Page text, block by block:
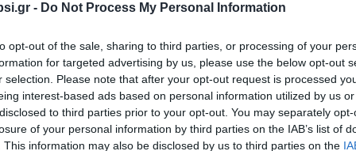
- Do Not Process My Personal Information
opt-out of the sale, sharing to third parties, or processing of your
for targeted advertising by us, please use the below opt-out
selection. Please note that after your opt-out request is processed
interest-based ads based on personal information utilized by us
to third parties prior to your opt-out. You may separately
of your personal information by third parties on the IAB’s list of
This information may also be disclosed by us to third parties on the
Αλιείας και